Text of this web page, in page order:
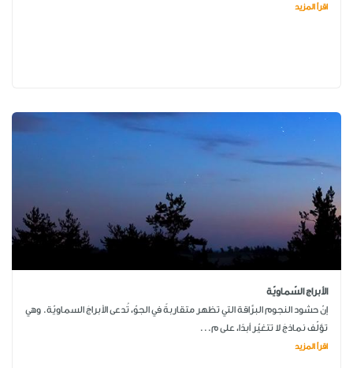
اقرأ المزيد
الأبراج السّماويّة
إنّ حشود النجوم البرَّاقة التي تظهر متقاربةً في الجوّ، تُدعى الأبراجَ السماويّة. وهي
تؤلّف نماذجَ لا تتغيّر أبدًا، على م...
اقرأ المزيد